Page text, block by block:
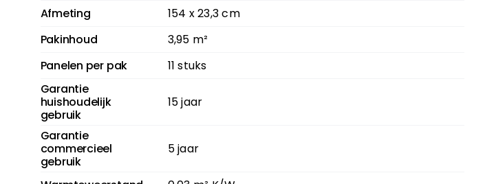
Afmeting
154 x 23,3 cm
Pakinhoud
3,95 m²
Panelen per pak
11 stuks
Garantie
huishoudelijk
gebruik
15 jaar
Garantie
commercieel
gebruik
5 jaar